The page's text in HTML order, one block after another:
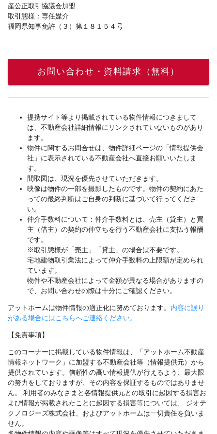
産公正取引協議会加盟
取引態様：専任媒介
福岡県知事免許（３）第１８１５４号
お問い合わせ・資料請求（無料）
提携サイト等より掲載されている物件情報につきまして
は、不動産会社詳細情報にリンクされていないものがあり
ます。
物件に関するお問合せは、物件詳細ページの「情報提供会
社」に表示されている不動産会社へ直接お願いいたしま
す。
間取図は、現況を優先させていただきます。
映像は物件の一部を撮影したものです。物件の契約にあた
っての最終判断はご自身の判断に基づいて行ってくださ
い。
仲介手数料について：仲介手数料とは、売主（貸主）と買
主（借主）の契約の仲立ちを行う不動産会社に支払う報酬
です。
※取引態様が「売主」「貸主」の場合は不要です。
宅地建物取引業法によって仲介手数料の上限額が定められ
ています。
物件や不動産会社によって金額が異なる場合がありますの
で、お問い合わせの際は十分にご確認ください。
アットホームは物件情報の適正化に努めております。 内容に誤り
がある場合にはこちらへご連絡ください。
【免責事項】
このコーナーに掲載している物件情報は、「アットホーム不動産
情報ネットワーク」に加盟する不動産会社等（情報提供元）から
提供されています。信頼性の高い情報提供が行えるよう、最大限
の努力をしておりますが、その内容を保証するものではありませ
ん。 利用者のみなさまと各情報提供元との取引に起因する損害お
よび情報が掲載されたことに起因する損害等については、 ジオテ
クノロジーズ株式会社、およびアットホームは一切責任を負いま
せん。